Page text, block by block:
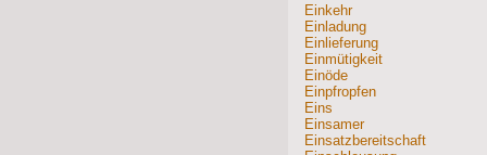
Einkehr
Einladung
Einlieferung
Einmütigkeit
Einöde
Einpfropfen
Eins
Einsamer
Einsatzbereitschaft